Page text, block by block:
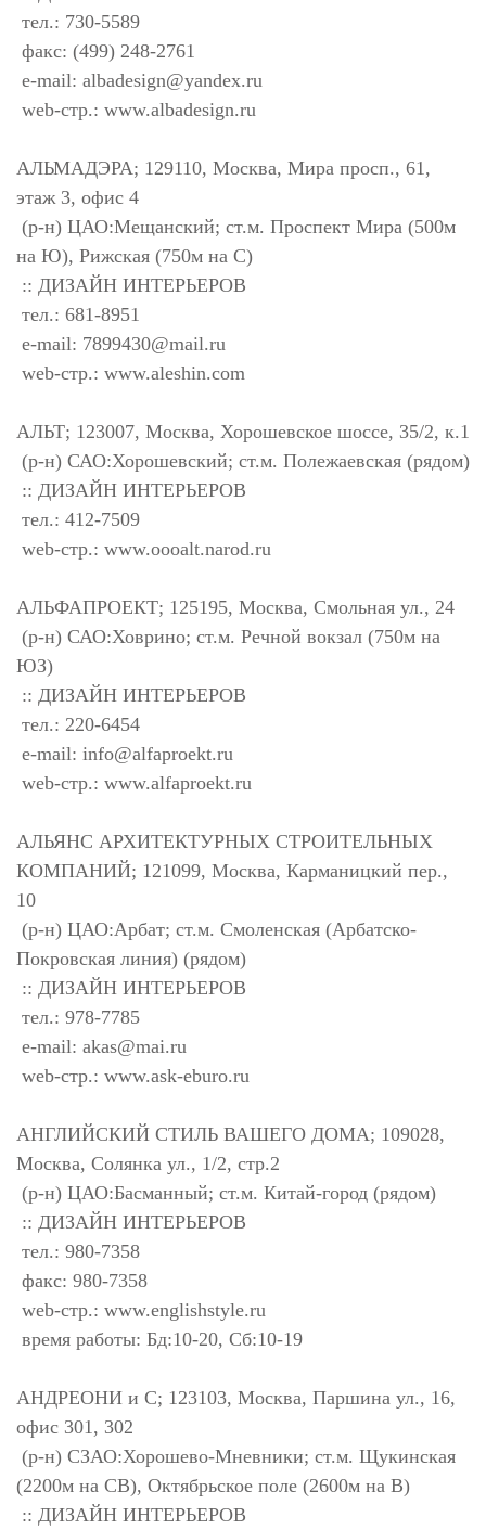
тел.: 730-5589
факс: (499) 248-2761
e-mail: albadesign@yandex.ru
web-стр.: www.albadesign.ru
АЛЬМАДЭРА; 129110, Москва, Мира просп., 61,
этаж 3, офис 4
(р-н) ЦАО:Мещанский; ст.м. Проспект Мира (500м
на Ю), Рижская (750м на С)
:: ДИЗАЙН ИНТЕРЬЕРОВ
тел.: 681-8951
e-mail: 7899430@mail.ru
web-стр.: www.aleshin.com
АЛЬТ; 123007, Москва, Хорошевское шоссе, 35/2, к.1
(р-н) САО:Хорошевский; ст.м. Полежаевская (рядом)
:: ДИЗАЙН ИНТЕРЬЕРОВ
тел.: 412-7509
web-стр.: www.oooalt.narod.ru
АЛЬФАПРОЕКТ; 125195, Москва, Смольная ул., 24
(р-н) САО:Ховрино; ст.м. Речной вокзал (750м на
ЮЗ)
:: ДИЗАЙН ИНТЕРЬЕРОВ
тел.: 220-6454
e-mail: info@alfaproekt.ru
web-стр.: www.alfaproekt.ru
АЛЬЯНС АРХИТЕКТУРНЫХ СТРОИТЕЛЬНЫХ
КОМПАНИЙ; 121099, Москва, Карманицкий пер.,
10
(р-н) ЦАО:Арбат; ст.м. Смоленская (Арбатско-
Покровская линия) (рядом)
:: ДИЗАЙН ИНТЕРЬЕРОВ
тел.: 978-7785
e-mail: akas@mai.ru
web-стр.: www.ask-eburo.ru
АНГЛИЙСКИЙ СТИЛЬ ВАШЕГО ДОМА; 109028,
Москва, Солянка ул., 1/2, стр.2
(р-н) ЦАО:Басманный; ст.м. Китай-город (рядом)
:: ДИЗАЙН ИНТЕРЬЕРОВ
тел.: 980-7358
факс: 980-7358
web-стр.: www.englishstyle.ru
время работы: Бд:10-20, Сб:10-19
АНДРЕОНИ и С; 123103, Москва, Паршина ул., 16,
офис 301, 302
(р-н) СЗАО:Хорошево-Мневники; ст.м. Щукинская
(2200м на СВ), Октябрьское поле (2600м на В)
:: ДИЗАЙН ИНТЕРЬЕРОВ